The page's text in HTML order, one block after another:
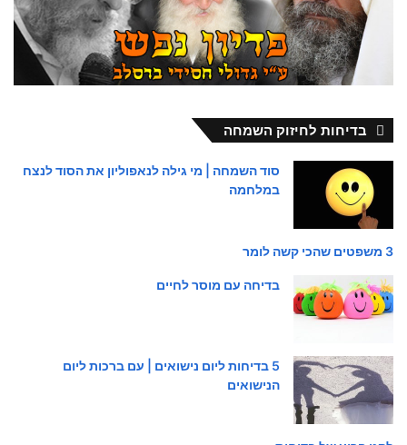
בדיחות לחיזוק השמחה
סוד השמחה | מי גילה לנאפוליון את הסוד לנצח
במלחמה
3 משפטים שהכי קשה לומר
בדיחה עם מוסר לחיים
5 בדיחות ליום נישואים | עם ברכות ליום
הנישואים